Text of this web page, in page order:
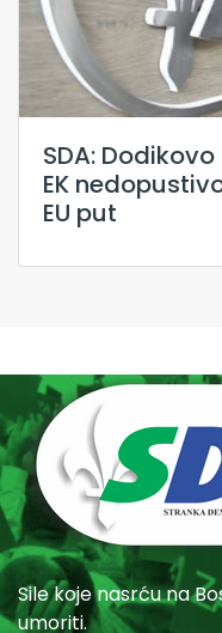
SDA:
EK
EU put
Sile koje nasrću na
umoriti.